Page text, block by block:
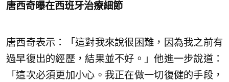
唐西奇曝在西班牙治療細節
唐西奇表示：「這對我來說很困難，因為我之前有
過早復出的經歷，結果並不好。」他進一步說道：
「這次必須更加小心。我正在做一切復健的手段，